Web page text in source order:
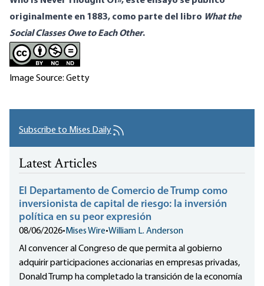
originalmente en 1883, como parte del libro What the
Social Classes Owe to Each Other.
Image Source: Getty
Subscribe to Mises Daily
Latest Articles
El Departamento de Comercio de Trump como
inversionista de capital de riesgo: la inversión
política en su peor expresión
08/06/2026• Mises Wire•William L. Anderson
Al convencer al Congreso de que permita al gobierno
adquirir participaciones accionarias en empresas privadas,
Donald Trump ha completado la transición de la economía